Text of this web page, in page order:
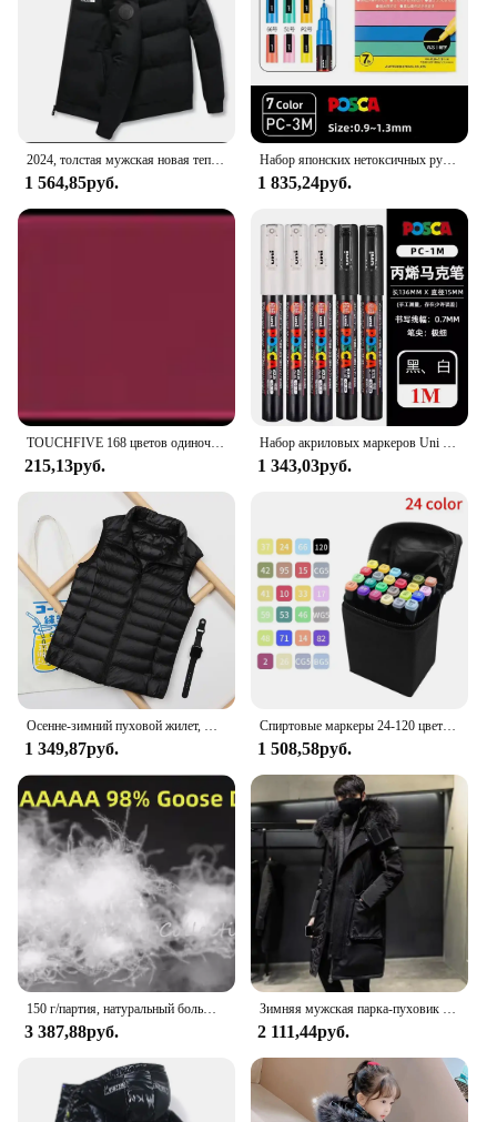
a testament to inclusivity and style. With its
wholesale availability and supportive vendors and
suppliers, this down jacket is a must-have for every
woman's winter wardrobe.
2024, толстая мужская новая теплая куртка-паркер, зимняя повседневная мужская куртка, брендовая мужская ветрозащитная хлопковая куртка-пуховик для гольфа
1 564,85руб.
Набор японских нетоксичных ручек-маркеров Posca, используемых в разных материалах, безопасных для бумаги, стекла, холста, керамики, пластика
1 835,24руб.
TOUCHFIVE 168 цветов одиночные художественные маркеры Кисть ручка эскиз на спиртовой основе маркеры двойная головка манга ручки для рисования товары для рукоделия
215,13руб.
Набор акриловых маркеров Uni Posca, 5/8/12/16 шт. Marcadores, художественные маркеры для наскальной живописи, ткани, граффити, художников, рукоделия, манги
1 343,03руб.
Осенне-зимний пуховой жилет, женская короткая ульсветильник Кая куртка на утином пуху, ветрозащитный жилет, теплая Женская куртка без рукавов
1 349,87руб.
Спиртовые маркеры 24-120 цветов, одиночные художественные маркеры, кисть, ручка, эскизные маркеры на основе двойной головки, ручки для рисования манги
1 508,58руб.
150 г/партия, натуральный большой белый гусиный пух, 5 А
3 387,88руб.
Зимняя мужская парка-пуховик с большим воротником, 2024, мужская утолщенная теплая белая утиная пуховая куртка средней длины, мужская и женская верхняя одежда
2 111,44руб.